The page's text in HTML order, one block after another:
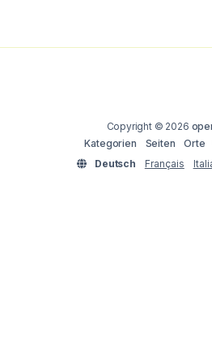
Copyright © 2026
Kategorien
Seiten Orte
Deutsch
Français